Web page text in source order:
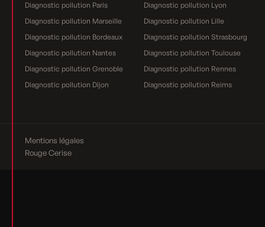
Diagnostic pollution Paris
Diagnostic pollution Lyon
Diagnostic pollution Marseille
Diagnostic pollution Lille
Diagnostic pollution Bordeaux
Diagnostic pollution Strasbourg
Diagnostic pollution Nantes
Diagnostic pollution Toulouse
Diagnostic pollution Grenoble
Diagnostic pollution Rennes
Diagnostic pollution Dijon
Diagnostic pollution Reims
Mentions légales
Rouge Cerise